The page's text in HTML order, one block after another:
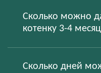
Сколько можно
котенку 3-4
Сколько дней